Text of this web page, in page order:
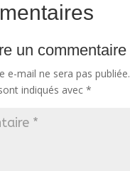
un commentaire
e-mail ne sera pas publiée.
indiqués avec *